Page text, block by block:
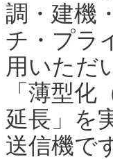
調・建機
チ・プラ
用いただ
「薄型
延長」を
送信機で